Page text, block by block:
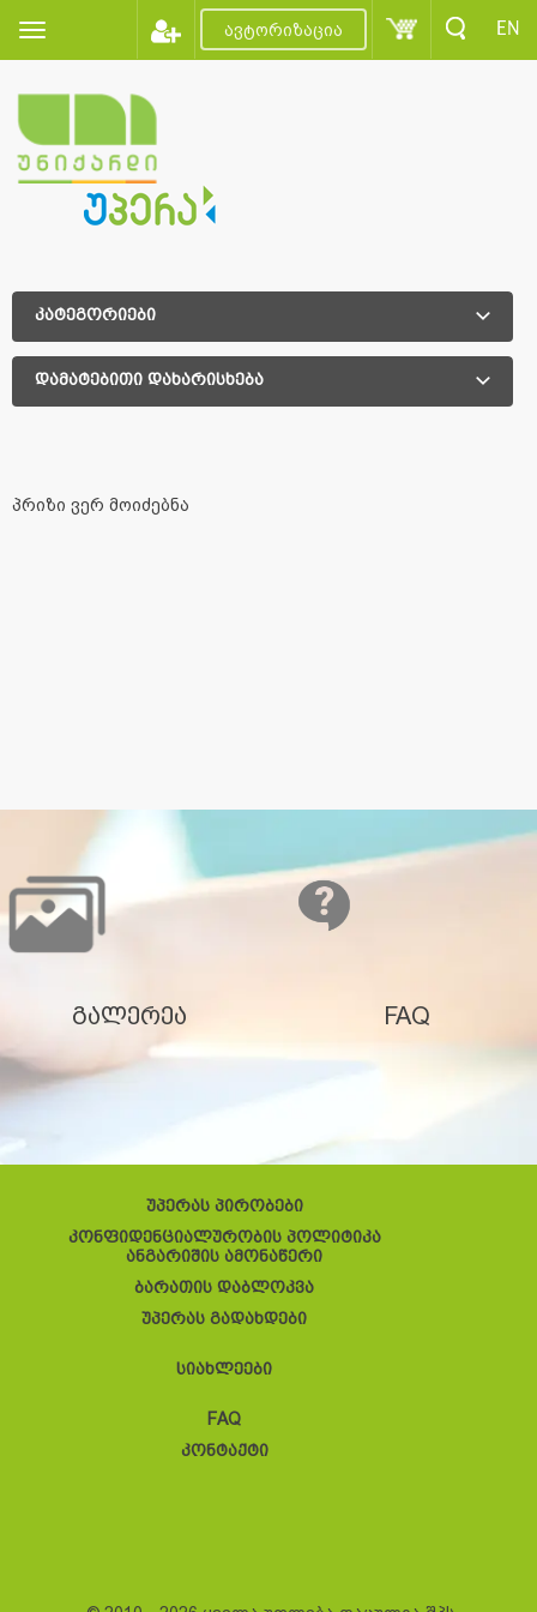
ავტორიზაცია EN
კატეგორიები
დამატებითი დახარისხება
პრიზი ვერ მოიძებნა
გალერეა FAQ
უპერას პირობები
კონფიდენციალურობის პოლიტიკა
ანგარიშის ამონაწერი
ბარათის დაბლოკვა
უპერას გადახდები
სიახლეები
FAQ
კონტაქტი